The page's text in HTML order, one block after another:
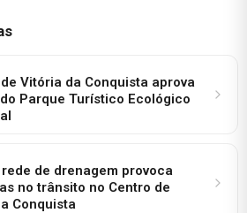
Vitória da Conquista aprova
Parque Turístico Ecológico
de drenagem provoca
no trânsito no Centro de
Conquista